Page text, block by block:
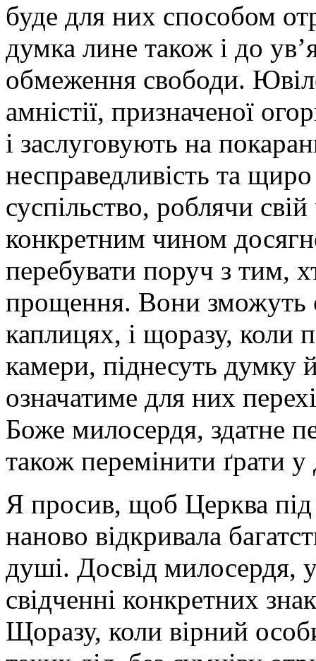
буде для них способом
думка лине також і до
обмеження свободи.
амністії, призначеної
і заслуговують на
несправедливість та
суспільство, роблячи
конкретним чином
перебувати поруч з тим,
прощення. Вони зможуть
каплицях, і щоразу, коли
камери, піднесуть думку
означатиме для них
Боже милосердя, здатне
також перемінити ґрати у
Я просив, щоб Церква під
наново відкривала
душі. Досвід милосердя,
свідченні конкретних
Щоразу, коли вірний